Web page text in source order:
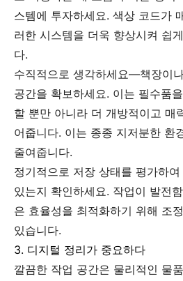
스템에 투자하세요. 색상 코드가
러한 시스템을 더욱 향상시켜 쉽
다.
수직적으로 생각하세요—책장이
공간을 확보하세요. 이는 필수품
할 뿐만 아니라 더 개방적이고 매
어줍니다. 이는 종종 지저분한 환
줄여줍니다.
정기적으로 저장 상태를 평가하
있는지 확인하세요. 작업이 발전
은 효율성을 최적화하기 위해 조
있습니다.
3. 디지털 정리가 중요하다
깔끔한 작업 공간은 물리적인 물